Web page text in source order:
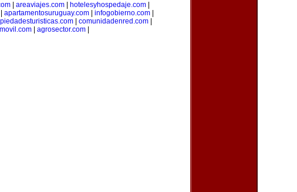
areaviajes.com hotelesyhospedaje.com
apartamentosuruguay.com| infogobierno.com|
comunidadenred.com
| agrosector.com|